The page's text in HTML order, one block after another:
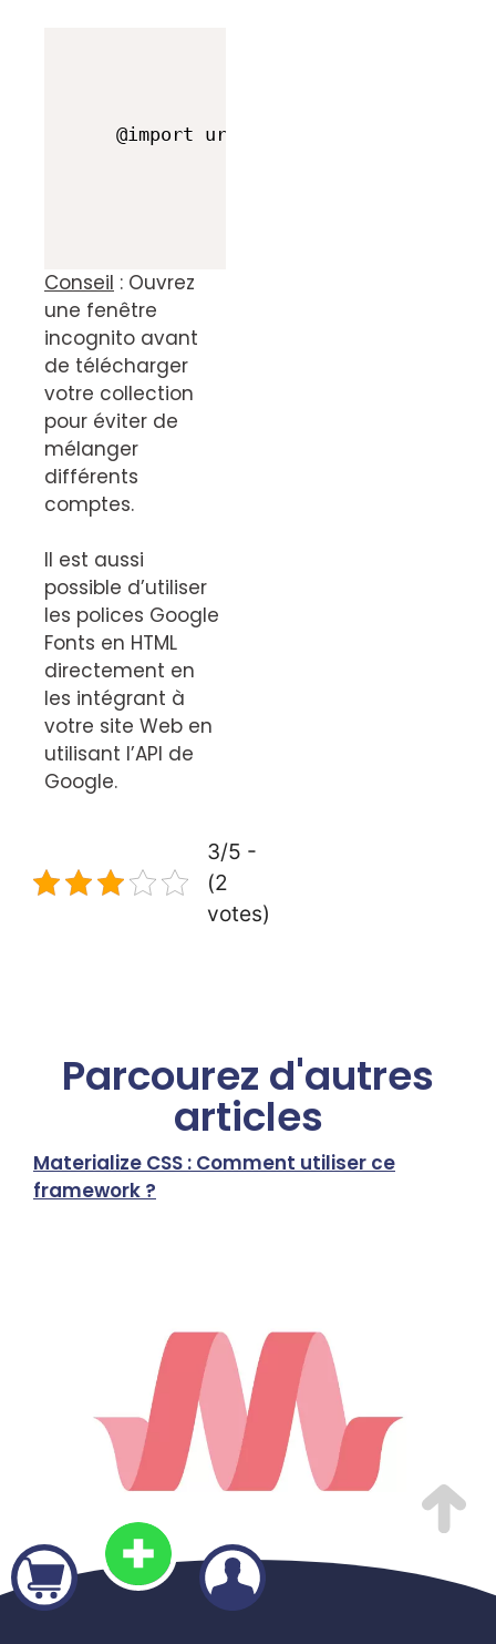
@import url('https://
Conseil : Ouvrez
une fenêtre
incognito avant
de télécharger
votre collection
pour éviter de
mélanger
différents
comptes.
Il est aussi
possible d’utiliser
les polices Google
Fonts en HTML
directement en
les intégrant à
votre site Web en
utilisant l’API de
Google.
3/5 -
(2
votes)
Parcourez d'autres
articles
Materialize CSS : Comment utiliser ce
framework ?